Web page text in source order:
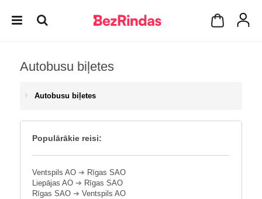
Autobusu biļetes
Autobusu biļetes
Populārākie reisi:
Ventspils AO ➔ Rīgas SAO
Liepājas AO ➔ Rīgas SAO
Rīgas SAO ➔ Ventspils AO